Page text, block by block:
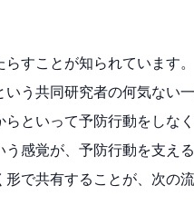
すことが知られています
う共同研究者の何気ない
といって予防行動をしな
感覚が、予防行動を支え
で共有することが、次の